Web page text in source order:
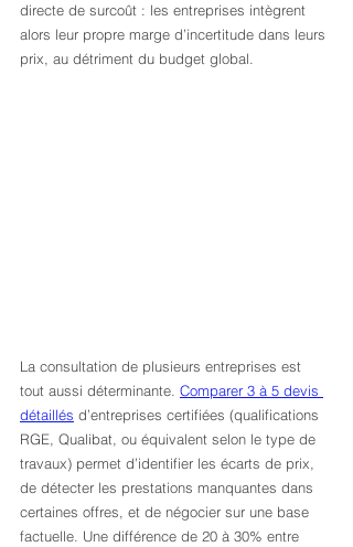
directe de surcoût : les entreprises intègrent
alors leur propre marge d’incertitude dans leurs
prix, au détriment du budget global.
La consultation de plusieurs entreprises est
tout aussi déterminante. Comparer 3 à 5 devis
détaillés d’entreprises certifiées (qualifications
RGE, Qualibat, ou équivalent selon le type de
travaux) permet d’identifier les écarts de prix,
de détecter les prestations manquantes dans
certaines offres, et de négocier sur une base
factuelle. Une différence de 20 à 30% entre